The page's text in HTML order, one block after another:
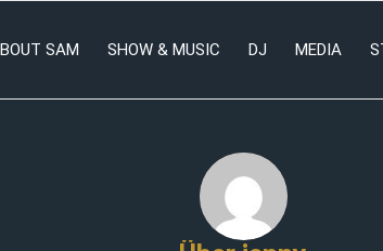
SAM SHOW & MUSIC DJ MEDIA